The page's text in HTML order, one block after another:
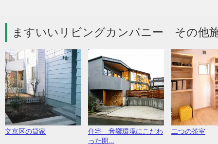
ますいいリビングカンパニー その他
文京区の貸家
住宅 音響環境にこだわ
った開...
二つの茶室